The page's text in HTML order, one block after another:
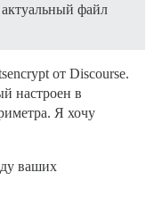
файл
от Discourse.
настроен в
Я хочу
ваших